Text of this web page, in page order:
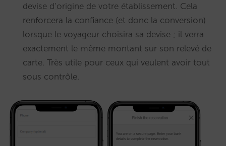
devise d’origine de votre établissement. Cela
renforcera la confiance (et donc la conversion)
lorsque le voyageur choisira sa devise ; il verra
exactement le même montant sur son relevé de
carte. Très utile pour ceux qui veulent avoir tout
sous contrôle.